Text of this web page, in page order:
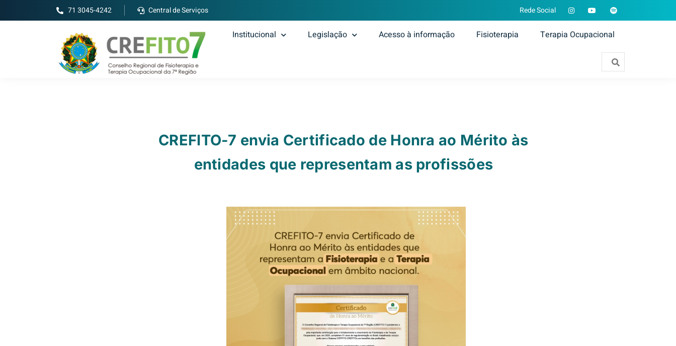
71 3045-4242 Central de Serviços Rede Social
Institucional Legislação Acesso à informação Fisioterapia Terapia Ocupacional
CREFITO-7 envia Certificado de Honra ao Mérito às
entidades que representam as profissões